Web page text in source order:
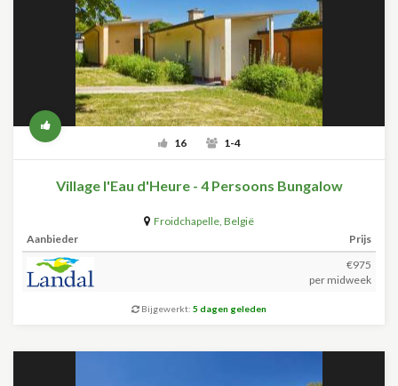
16 1-4
Village l'Eau d'Heure - 4 Persoons Bungalow
Froidchapelle, België
Aanbieder
Prijs
€975
per midweek
Bijgewerkt: 5 dagen geleden